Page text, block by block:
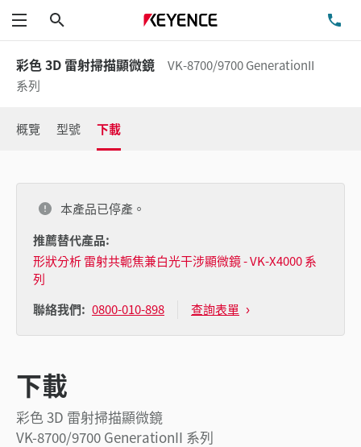
功能表
彩色 3D 雷射掃描顯微鏡
VK-8700/9700 GenerationII
系列
概覽 型號 下載
本產品已停產。
推薦替代產品:
形狀分析 雷射共軛焦兼白光干涉顯微鏡 - VK-X4000 系
列
聯絡我們: 0800-010-898 查詢表單
下載
彩色 3D 雷射掃描顯微鏡
VK-8700/9700 GenerationII 系列